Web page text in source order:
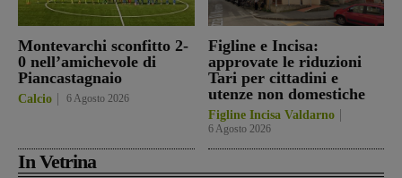
Montevarchi sconfitto 2-
0 nell’amichevole di
Piancastagnaio
Calcio 6 Agosto 2026
Figline e Incisa:
approvate le riduzioni
Tari per cittadini e
utenze non domestiche
Figline Incisa Valdarno
6 Agosto 2026
In Vetrina